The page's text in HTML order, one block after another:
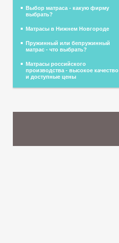
Выбор матраса - какую фирму
выбрать?
Матрасы в Нижнем Новгороде
Пружинный или бепружинный
матрас - что выбрать?
Матрасы российского
производства - высокое качество
и доступные цены